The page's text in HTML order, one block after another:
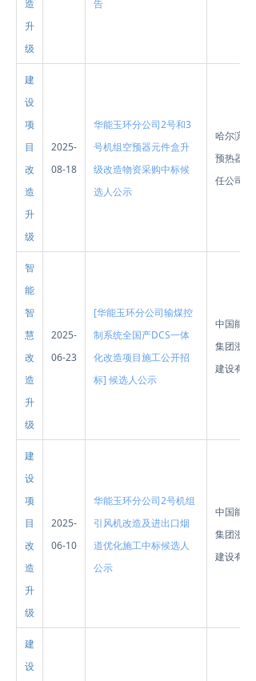
造
升
级
告
建
设
项
目
改
造
升
级
2025-
08-18
华能玉环分公司2号和3
号机组空预器元件盒升
级改造物资采购中标候
选人公示
哈尔滨锅
预热器有
任公司
智
能
智
慧
改
造
升
级
2025-
06-23
[华能玉环分公司输煤控
制系统全国产DCS一体
化改造项目施工公开招
标] 候选人公示
中国能源
集团浙江
建设有限
建
设
项
目
改
造
升
级
2025-
06-10
华能玉环分公司2号机组
引风机改造及进出口烟
道优化施工中标候选人
公示
中国能源
集团浙江
建设有限
建
设